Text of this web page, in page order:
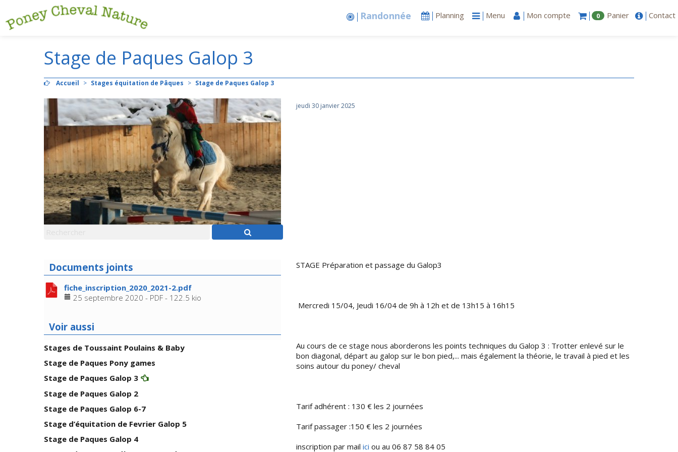
Stages vacances Planning Menu Mon compte 0 Panier Contact
Stage de Paques Galop 3
Accueil > Stages équitation de Pâques > Stage de Paques Galop 3
jeudi 30 janvier 2025
STAGE Préparation et passage du Galop3
Mercredi 15/04, Jeudi 16/04 de 9h à 12h et de 13h15 à 16h15
Au cours de ce stage nous aborderons les points techniques du Galop 3 : Trotter enlevé sur le
bon diagonal, départ au galop sur le bon pied,... mais également la théorie, le travail à pied et les
soins autour du poney/ cheval
Tarif adhérent : 130 € les 2 journées
Tarif passager :150 € les 2 journées
inscription par mail ici ou au 06 87 58 84 05
Documents joints
fiche_inscription_2020_2021-2.pdf
25 septembre 2020 - PDF - 122.5 kio
Voir aussi
Stages de Toussaint Poulains & Baby
Stage de Paques Pony games
Stage de Paques Galop 3
Stage de Paques Galop 2
Stage de Paques Galop 6-7
Stage d’équitation de Fevrier Galop 5
Stage de Paques Galop 4